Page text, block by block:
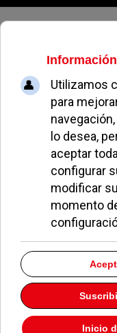
Pozuelo
alquiler
reducidas
BLAS BARRADO